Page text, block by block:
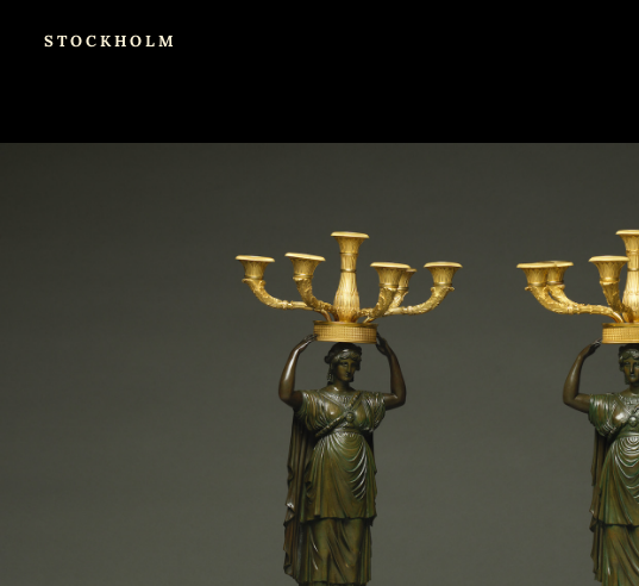
STOCKHOLM